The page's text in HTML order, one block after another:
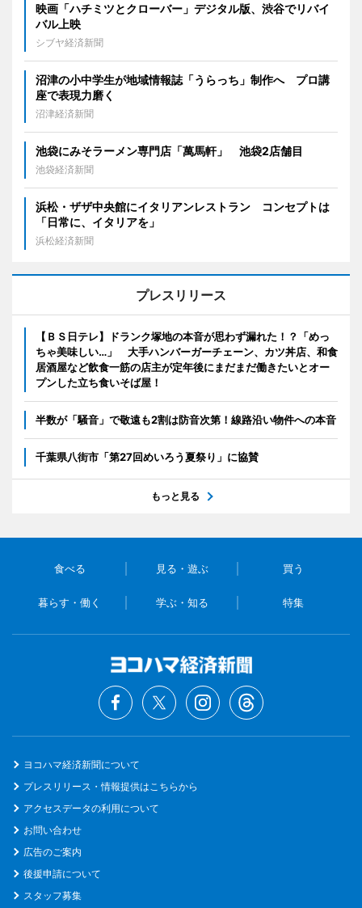
映画「ハチミツとクローバー」デジタル版、渋谷でリバイ
バル上映
シブヤ経済新聞
沼津の小中学生が地域情報誌「うらっち」制作へ プロ講
座で表現力磨く
沼津経済新聞
池袋にみそラーメン専門店「萬馬軒」 池袋2店舗目
池袋経済新聞
浜松・ザザ中央館にイタリアンレストラン コンセプトは
「日常に、イタリアを」
浜松経済新聞
プレスリリース
【ＢＳ日テレ】ドランク塚地の本音が思わず漏れた！？「めっ
ちゃ美味しい…」 大手ハンバーガーチェーン、カツ丼店、和食
居酒屋など飲食一筋の店主が定年後にまだまだ働きたいとオー
プンした立ち食いそば屋！
半数が「騒音」で敬遠も2割は防音次第！線路沿い物件への本音
千葉県八街市「第27回めいろう夏祭り」に協賛
もっと見る
食べる 見る・遊ぶ 買う
暮らす・働く 学ぶ・知る 特集
ヨコハマ経済新聞について
プレスリリース・情報提供はこちらから
アクセスデータの利用について
お問い合わせ
広告のご案内
後援申請について
スタッフ募集